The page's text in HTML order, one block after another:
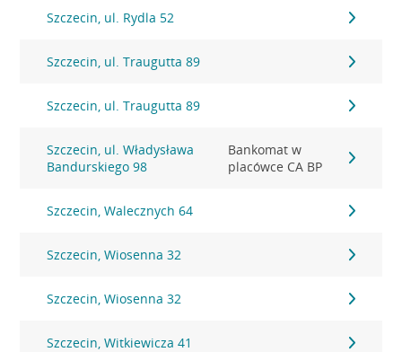
Szczecin, ul. Rydla 52
Szczecin, ul. Traugutta 89
Szczecin, ul. Traugutta 89
Szczecin, ul. Władysława
Bandurskiego 98
Bankomat w
placówce CA BP
Szczecin, Walecznych 64
Szczecin, Wiosenna 32
Szczecin, Wiosenna 32
Szczecin, Witkiewicza 41